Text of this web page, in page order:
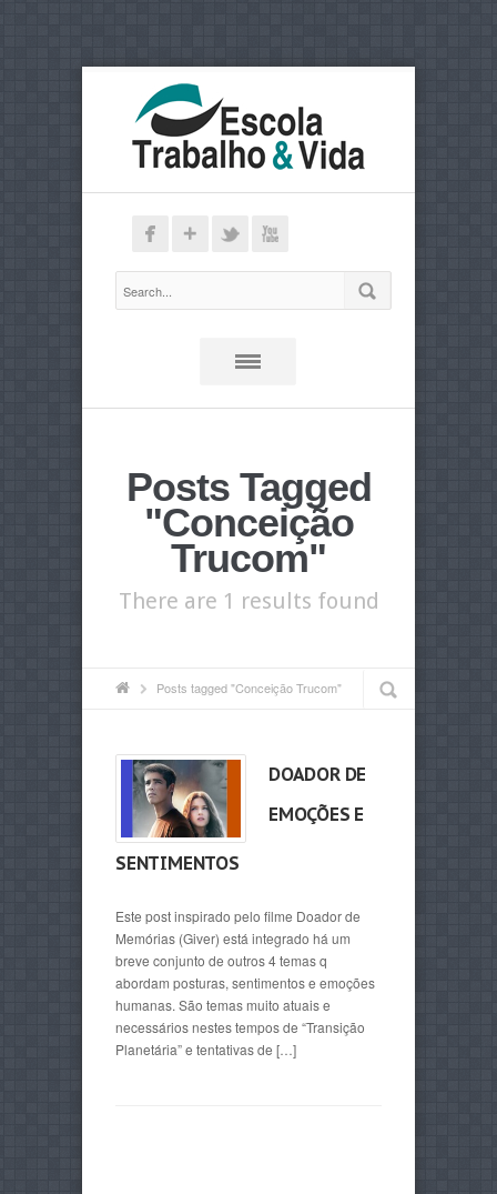
Posts Tagged
"Conceição
Trucom"
There are 1 results found
Posts tagged "Conceição Trucom"
DOADOR DE
EMOÇÕES E
SENTIMENTOS
Este post inspirado pelo filme Doador de
Memórias (Giver) está integrado há um
breve conjunto de outros 4 temas q
abordam posturas, sentimentos e emoções
humanas. São temas muito atuais e
necessários nestes tempos de “Transição
Planetária” e tentativas de […]